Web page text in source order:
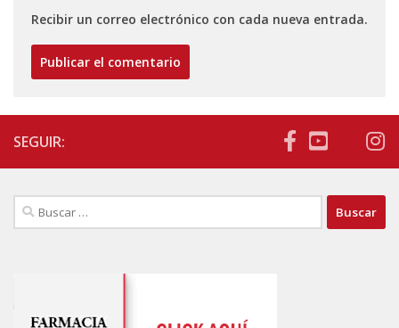
Recibir un correo electrónico con cada nueva entrada.
SEGUIR:
Buscar: